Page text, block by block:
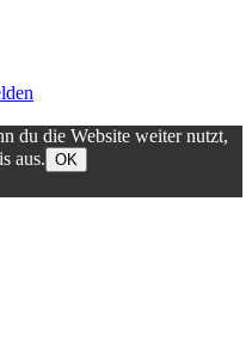
du die Website weiter nutzt,
aus. OK